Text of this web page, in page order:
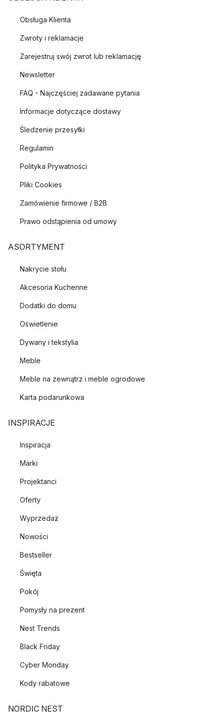
Obsługa Klienta
Zwroty i reklamacje
Zarejestruj swój zwrot lub reklamację
Newsletter
FAQ - Najczęściej zadawane pytania
Informacje dotyczące dostawy
Śledzenie przesyłki
Regulamin
Polityka Prywatności
Pliki Cookies
Zamówienie firmowe / B2B
Prawo odstąpienia od umowy
ASORTYMENT
Nakrycie stołu
Akcesoria Kuchenne
Dodatki do domu
Oświetlenie
Dywany i tekstylia
Meble
Meble na zewnątrz i meble ogrodowe
Karta podarunkowa
INSPIRACJE
Inspiracja
Marki
Projektanci
Oferty
Wyprzedaż
Nowości
Bestseller
Święta
Pokój
Pomysły na prezent
Nest Trends
Black Friday
Cyber Monday
Kody rabatowe
NORDIC NEST